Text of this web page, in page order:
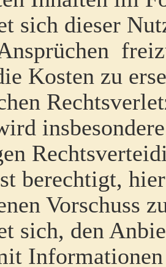
sich dieser
Kosten zu
berechtigt,
Vorschuss
sich, den